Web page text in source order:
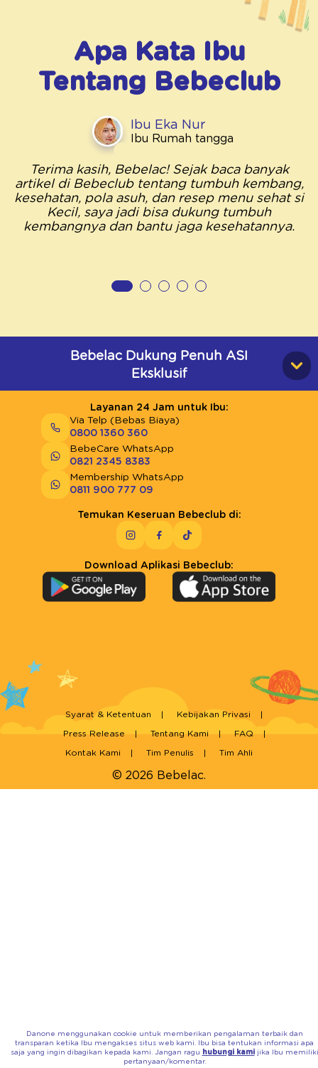
Apa Kata Ibu
Tentang Bebeclub
Ibu Eka Nur
Ibu Rumah tangga
Terima kasih, Bebelac! Sejak baca banyak
artikel di Bebeclub tentang tumbuh kembang,
kesehatan, pola asuh, dan resep menu sehat si
Kecil, saya jadi bisa dukung tumbuh
kembangnya dan bantu jaga kesehatannya.
Bebelac Dukung Penuh ASI
Eksklusif
Layanan 24 Jam untuk Ibu:
Via Telp (Bebas Biaya)
0800 1360 360
BebeCare WhatsApp
0821 2345 8383
Membership WhatsApp
0811 900 777 09
Temukan Keseruan Bebeclub di:
Download Aplikasi Bebeclub:
© 2026 Bebelac.
Syarat & Ketentuan Kebijakan Privasi
Press Release Tentang Kami FAQ
Kontak Kami Tim Penulis Tim Ahli
Danone menggunakan cookie untuk memberikan pengalaman terbaik dan
transparan ketika Ibu mengakses situs web kami. Ibu bisa tentukan informasi apa
saja yang ingin dibagikan kepada kami. Jangan ragu hubungi kamijika Ibu memiliki
pertanyaan/komentar.